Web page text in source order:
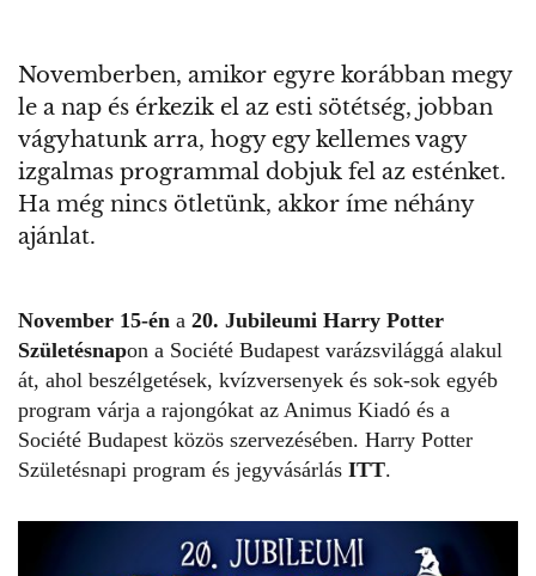
Novemberben, amikor egyre korábban megy
le a nap és érkezik el az esti sötétség, jobban
vágyhatunk arra, hogy egy kellemes vagy
izgalmas programmal dobjuk fel az esténket.
Ha még nincs ötletünk, akkor íme néhány
ajánlat.
November 15-én a 20. Jubileumi Harry Potter
Születésnapon a Société Budapest varázsvilággá alakul
át, ahol beszélgetések, kvízversenyek és sok-sok egyéb
program várja a rajongókat az Animus Kiadó és a
Société Budapest közös szervezésében. Harry Potter
Születésnapi program és jegyvásárlás ITT.